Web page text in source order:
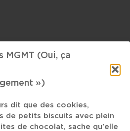
MGMT (Oui, ça
»)
dit que des cookies,
de petits biscuits avec plein
de chocolat, sache qu'elle
spotify